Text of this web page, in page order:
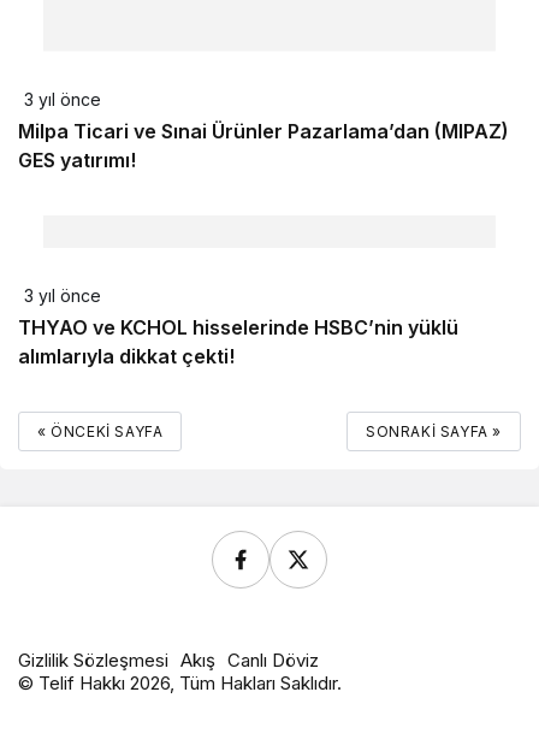
3 yıl önce
Milpa Ticari ve Sınai Ürünler Pazarlama’dan (MIPAZ)
GES yatırımı!
3 yıl önce
THYAO ve KCHOL hisselerinde HSBC’nin yüklü
alımlarıyla dikkat çekti!
« ÖNCEKI SAYFA SONRAKI SAYFA »
Gizlilik Sözleşmesi Akış Canlı Döviz
© Telif Hakkı 2026, Tüm Hakları Saklıdır.